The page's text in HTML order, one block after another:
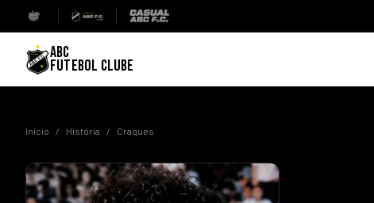
ABC
FUTEBOL CLUBE
Início / História / Craques